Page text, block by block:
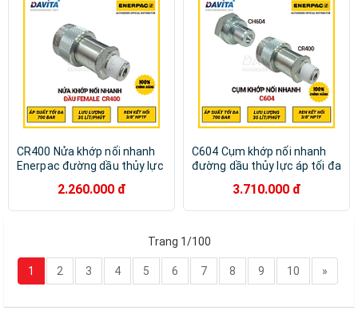
CR400 Nửa khớp nối nhanh
Enerpac đường dầu thủy lực
(Female half) để nối với
CH604, 1 đầu ren trong 3/8"
2.260.000 đ
C604 Cụm khớp nối nhanh
đường dầu thủy lực áp tối đa
gồm C604 = CH604+CR400
3.710.000 đ
Trang 1/100
1 2 3 4 5 6 7 8 9 10 »